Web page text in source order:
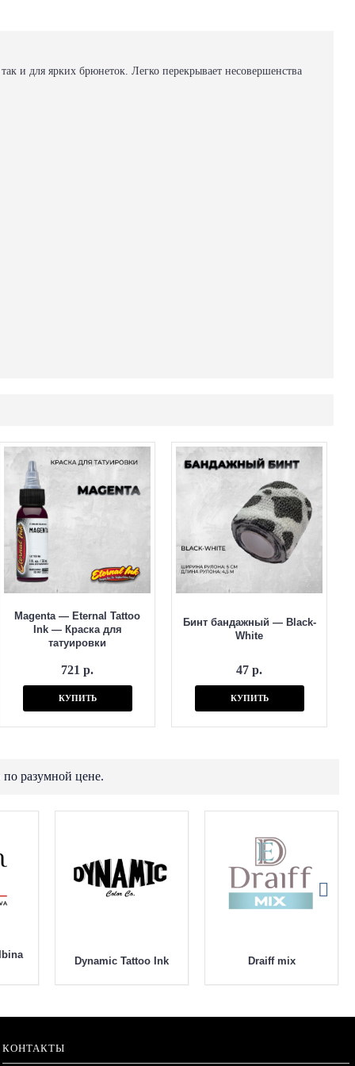
и для ярких брюнеток. Легко перекрывает несовершенства
Magenta — Eternal Tattoo
Ink — Краска для
татуировки
721 р.
КУПИТЬ
Бинт бандажный — Black-
White
47 р.
КУПИТЬ
по разумной цене.
Dynamic Tattoo Ink Draiff mix
КОНТАКТЫ